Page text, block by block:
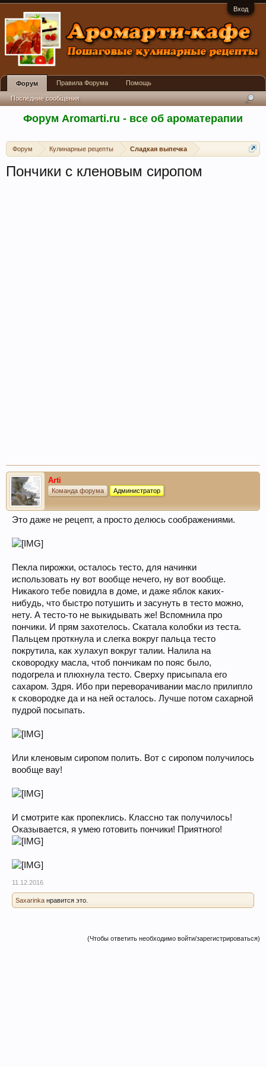
Вход
Форум Aromarti.ru - все об ароматерапии
Форум Кулинарные рецепты Сладкая выпечка
Пончики с кленовым сиропом
Arti
Команда форума Администратор
Это даже не рецепт, а просто делюсь соображениями.
Пекла пирожки, осталось тесто, для начинки
использовать ну вот вообще нечего, ну вот вообще.
Никакого тебе повидла в доме, и даже яблок каких-
нибудь, что быстро потушить и засунуть в тесто можно,
нету. А тесто-то не выкидывать же! Вспомнила про
пончики. И прям захотелось. Скатала колобки из теста.
Пальцем проткнула и слегка вокруг пальца тесто
покрутила, как хулахуп вокруг талии. Налила на
сковородку масла, чтоб пончикам по пояс было,
подогрела и плюхнула тесто. Сверху присыпала его
сахаром. Здря. Ибо при переворачивании масло прилипло
к сковородке да и на ней осталось. Лучше потом сахарной
пудрой посыпать.
Или кленовым сиропом полить. Вот с сиропом получилось
вообще вау!
И смотрите как пропеклись. Классно так получилось!
Оказывается, я умею готовить пончики! Приятного!
11.12.2016
Saxarinka нравится это.
(Чтобы ответить необходимо войти/зарегистрироваться)
Форум
Последние сообщения
Правила Форума Помощь